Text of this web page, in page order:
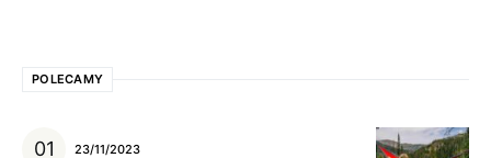
POLECAMY
23/11/2023